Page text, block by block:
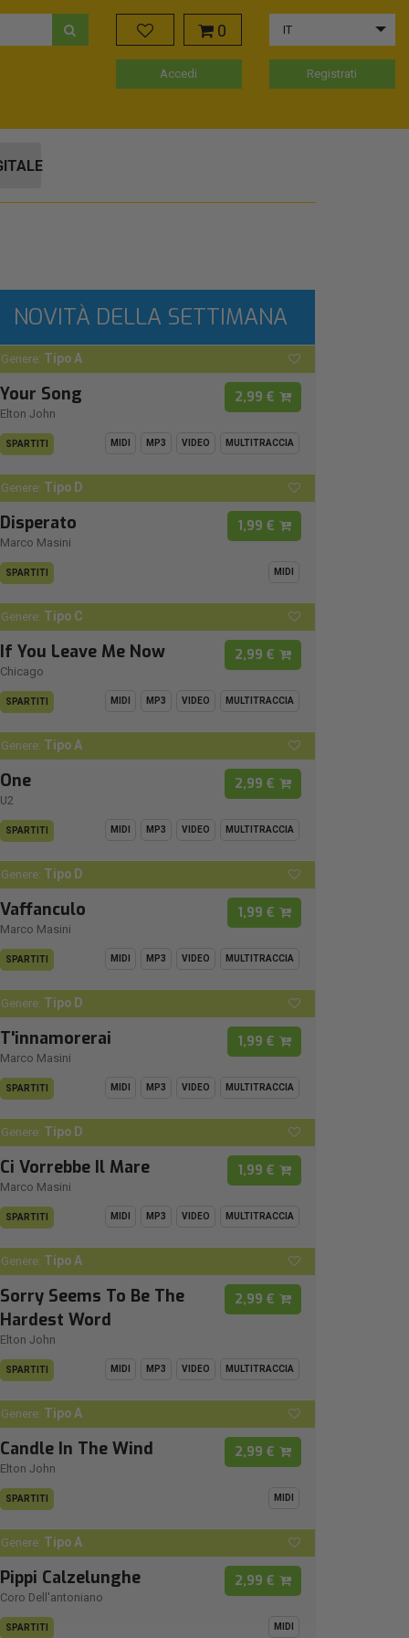
0 IT
Accedi Registrati
NOVITÀ DELLA SETTIMANA
Genere: Tipo A
Your Song
Elton John
2,99 €
SPARTITI MIDI MP3 VIDEO MULTITRACCIA
Genere: Tipo D
Disperato
Marco Masini
1,99 €
SPARTITI MIDI
Genere: Tipo C
If You Leave Me Now
Chicago
2,99 €
SPARTITI MIDI MP3 VIDEO MULTITRACCIA
Genere: Tipo A
One
U2
2,99 €
SPARTITI MIDI MP3 VIDEO MULTITRACCIA
Genere: Tipo D
Vaffanculo
Marco Masini
1,99 €
SPARTITI MIDI MP3 VIDEO MULTITRACCIA
Genere: Tipo D
T'innamorerai
Marco Masini
1,99 €
SPARTITI MIDI MP3 VIDEO MULTITRACCIA
Genere: Tipo D
Ci Vorrebbe Il Mare
Marco Masini
1,99 €
SPARTITI MIDI MP3 VIDEO MULTITRACCIA
Genere: Tipo A
Sorry Seems To Be The
Hardest Word
Elton John
2,99 €
SPARTITI MIDI MP3 VIDEO MULTITRACCIA
Genere: Tipo A
Candle In The Wind
Elton John
2,99 €
SPARTITI MIDI
Genere: Tipo A
Pippi Calzelunghe
Coro Dell'antoniano
2,99 €
SPARTITI MIDI